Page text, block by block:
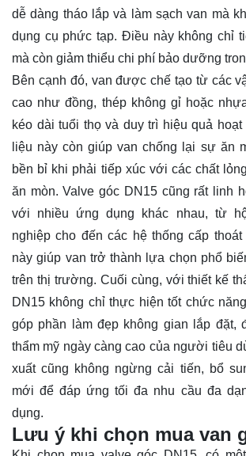
dễ dàng tháo lắp và làm sạch van mà
dụng cụ phức tạp. Điều này không chỉ
mà còn giảm thiểu chi phí bảo dưỡng
Bên cạnh đó, van được chế tạo từ các
cao như đồng, thép không gỉ hoặc
kéo dài tuổi thọ và duy trì hiệu quả
liệu này còn giúp van chống lại sự ăn
bền bỉ khi phải tiếp xúc với các chất
ăn mòn. Valve góc DN15 cũng rất linh
với nhiều ứng dụng khác nhau, từ
nghiệp cho đến các hệ thống cấp
này giúp van trở thành lựa chọn phổ
trên thị trường. Cuối cùng, với thiết kế
DN15 không chỉ thực hiện tốt chức
góp phần làm đẹp không gian lắp đặt,
thẩm mỹ ngày càng cao của người tiêu
xuất cũng không ngừng cải tiến, bổ
mới để đáp ứng tối đa nhu cầu đa
dụng.
Lưu ý khi chọn mua van